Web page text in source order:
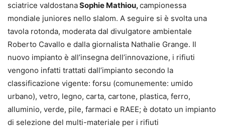
sciatrice valdostanaSophie Mathiou,campionessa
mondiale juniores nello slalom. A seguire si è svolta una
tavola rotonda, moderata dal divulgatore ambientale
Roberto Cavallo e dalla giornalista Nathalie Grange. Il
nuovo impianto è all’insegna dell’innovazione, i rifiuti
vengono infatti trattati dall’impianto secondo la
classificazione vigente: forsu (comunemente: umido
urbano), vetro, legno, carta, cartone, plastica, ferro,
alluminio, verde, pile, farmaci e RAEE; è dotato un impianto
di selezione del multi-materiale per i rifiuti